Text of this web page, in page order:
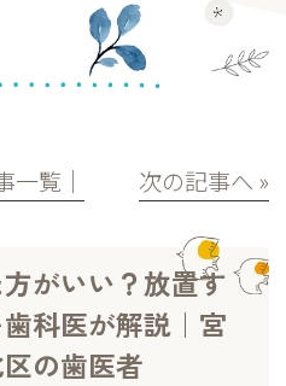
一覧│ 次の記事へ »
がいい？放置す
科医が解説｜宮
の歯医者